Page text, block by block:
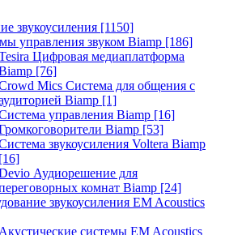
звукоусиления [1150]
управления звуком Biamp [186]
Цифровая медиаплатформа
[76]
Mics Система для общения с
Biamp [1]
управления Biamp [16]
Biamp [53]
звукоусиления Voltera Biamp
[16]
Аудиорешение для
комнат Biamp [24]
звукоусиления EM Acoustics
Акустические системы EM Acoustics